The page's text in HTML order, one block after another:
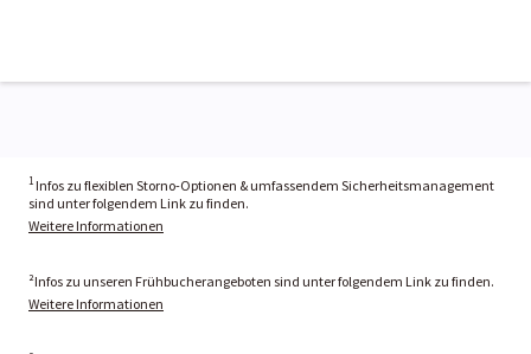
1 Infos zu flexiblen Storno-Optionen & umfassendem Sicherheitsmanagement
sind unter folgendem Link zu finden.
Weitere Informationen
²Infos zu unseren Frühbucherangeboten sind unter folgendem Link zu finden.
Weitere Informationen